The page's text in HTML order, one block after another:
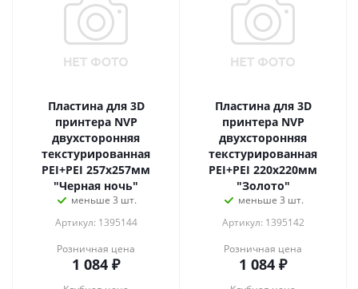
Пластина для 3D
принтера NVP
двухсторонняя
текстурированная
PEI+PEI 257х257мм
"Черная ночь"
меньше 3 шт.
Артикул: 1395144
Розничная цена
1 084 ₽
Пластина для 3D
принтера NVP
двухсторонняя
текстурированная
PEI+PEI 220х220мм
"Золото"
меньше 3 шт.
Артикул: 1395142
Розничная цена
1 084 ₽